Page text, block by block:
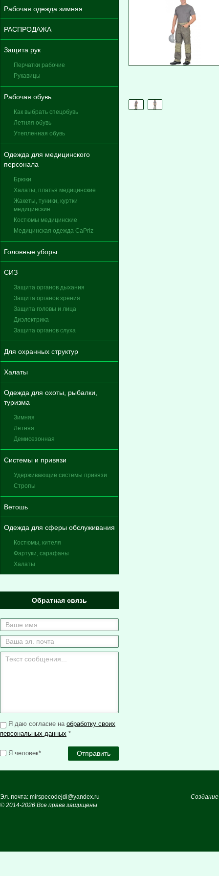
Рабочая одежда зимняя
РАСПРОДАЖА
Защита рук
Перчатки рабочие
Рукавицы
Рабочая обувь
Как выбрать спецобувь
Летняя обувь
Утепленная обувь
Одежда для медицинского
персонала
Брюки
Халаты, платья медицинские
Жакеты, туники, куртки
медицинские
Костюмы медицинские
Медицинская одежда CaPriz
Головные уборы
СИЗ
Защита органов дыхания
Защита органов зрения
Защита головы и лица
Диэлектрика
Защита органов слуха
Для охранных структур
Халаты
Одежда для охоты, рыбалки,
туризма
Зимняя
Летняя
Демисезонная
Системы и привязи
Удерживающие системы привязи
Стропы
Ветошь
Одежда для сферы обслуживания
Костюмы, кителя
Фартуки, сарафаны
Халаты
Обратная связь
Я даю согласие на обработку своих
персональных данных *
Я человек*
Эл. почта: mirspecodejdi@yandex.ru
© 2014-2026 Все права защищены